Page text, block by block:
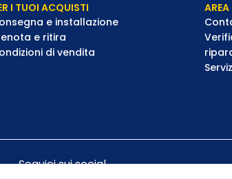
I TUOI ACQUISTI
e installazione
e ritira
di vendita
AREA
Seguici sui social